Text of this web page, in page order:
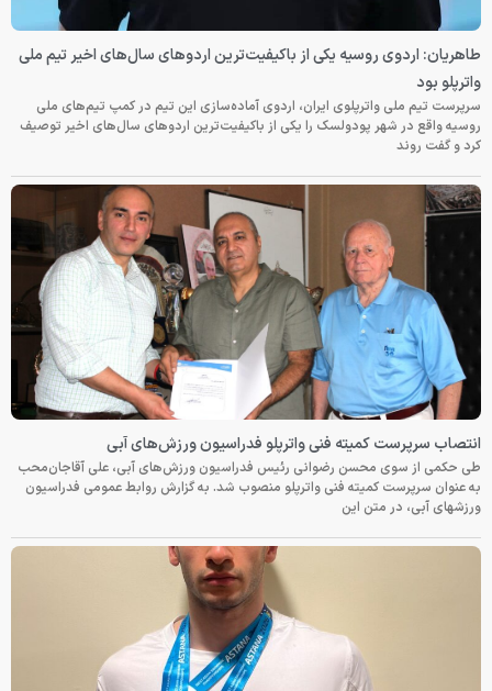
طاهریان: اردوی روسیه یکی از باکیفیت‌ترین اردوهای سال‌های اخیر تیم ملی
واترپلو بود
سرپرست تیم ملی واترپلوی ایران، اردوی آماده‌سازی این تیم در کمپ تیم‌های ملی
روسیه واقع در شهر پودولسک را یکی از باکیفیت‌ترین اردوهای سال‌های اخیر توصیف
کرد و گفت روند
انتصاب سرپرست کمیته فنی واترپلو فدراسیون ورزش‌های آبی
طی حکمی از سوی محسن رضوانی رئیس فدراسیون ورزش‌های آبی، علی آقاجان‌محب
به عنوان سرپرست کمیته فنی واترپلو منصوب شد. به گزارش روابط عمومی فدراسیون
ورزشهای آبی، در متن این